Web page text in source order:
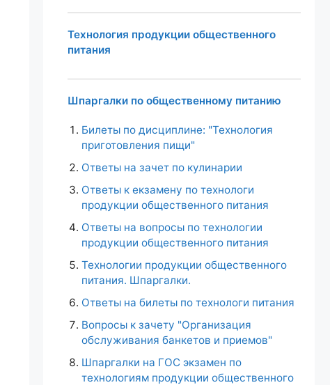
Технология продукции общественного
питания
Шпаргалки по общественному питанию
Билеты по дисциплине: "Технология
приготовления пищи"
Ответы на зачет по кулинарии
Ответы к екзамену по технологи
продукции общественного питания
Ответы на вопросы по технологии
продукции общественного питания
Технологии продукции общественного
питания. Шпаргалки.
Ответы на билеты по технологи питания
Вопросы к зачету "Организация
обслуживания банкетов и приемов"
Шпаргалки на ГОС экзамен по
технологиям продукции общественного